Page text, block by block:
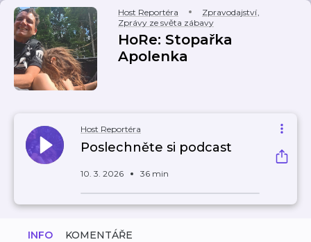
Host Reportéra Zpravodajství,
Zprávy ze světa zábavy
HoRe: Stopařka
Apolenka
Host Reportéra
Poslechněte si podcast
10. 3. 2026 36 min
INFO KOMENTÁŘE